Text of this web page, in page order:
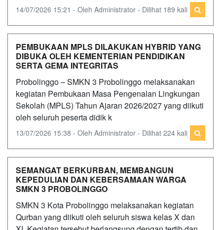
14/07/2026 15:21 - Oleh Administrator - Dilihat 189 kali
PEMBUKAAN MPLS DILAKUKAN HYBRID YANG
DIBUKA OLEH KEMENTERIAN PENDIDIKAN
SERTA GEMA INTEGRITAS
Probolinggo – SMKN 3 Probolinggo melaksanakan
kegiatan Pembukaan Masa Pengenalan Lingkungan
Sekolah (MPLS) Tahun Ajaran 2026/2027 yang diikuti
oleh seluruh peserta didik k
13/07/2026 15:38 - Oleh Administrator - Dilihat 224 kali
SEMANGAT BERKURBAN, MEMBANGUN
KEPEDULIAN DAN KEBERSAMAAN WARGA
SMKN 3 PROBOLINGGO
SMKN 3 Kota Probolinggo melaksanakan kegiatan
Qurban yang diikuti oleh seluruh siswa kelas X dan